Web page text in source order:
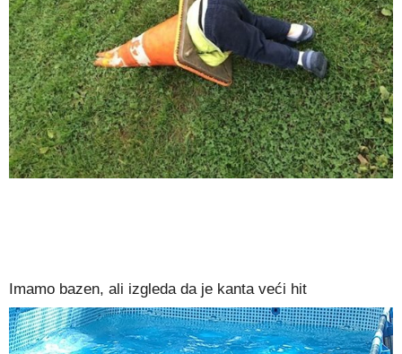
Imamo bazen, ali izgleda da je kanta veći hit